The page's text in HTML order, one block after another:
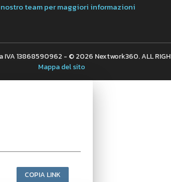
team per maggiori informazioni
13868590962 - © 2026 Nextwork360. ALL
Mappa del sito
COPIA LINK